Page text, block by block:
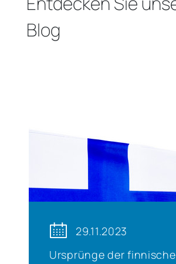
Blog
29.11.2023
Ursprünge der